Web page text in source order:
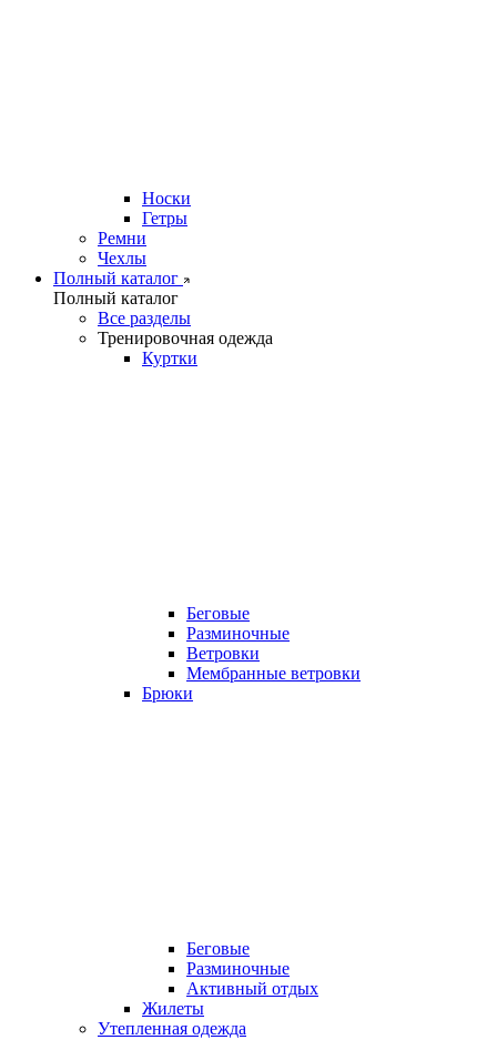
Носки
Гетры
Ремни
Чехлы
Полный каталог
Полный каталог
Все разделы
Тренировочная одежда
Куртки
Беговые
Разминочные
Ветровки
Мембранные ветровки
Брюки
Беговые
Разминочные
Активный отдых
Жилеты
Утепленная одежда